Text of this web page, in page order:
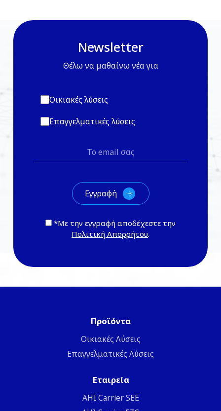
Newsletter
Θέλω να μαθαίνω νέα για
Οικιακές λύσεις
Επαγγελματικές λύσεις
*Με την εγγραφή αποδέχεστε την
Πολιτική Απορρήτου.
Προϊόντα
Οικιακές Λύσεις
Επαγγελματικές Λύσεις
Εταιρεία
ΑΗΙ Carrier SEE